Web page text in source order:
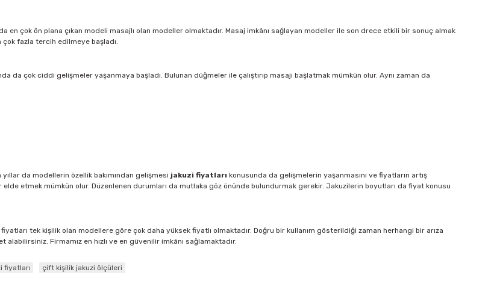
en çok ön plana çıkan modeli masajlı olan modeller olmaktadır. Masaj imkânı sağlayan modeller ile son drece etkili bir sonuç almak
çok fazla tercih edilmeye başladı.
çok ciddi gelişmeler yaşanmaya başladı. Bulunan düğmeler ile çalıştırıp masajı başlatmak mümkün olur. Aynı zaman da
da modellerin özellik bakımından gelişmesi jakuzi fiyatları konusunda da gelişmelerin yaşanmasını ve fiyatların artış
elde etmek mümkün olur. Düzenlenen durumları da mutlaka göz önünde bulundurmak gerekir. Jakuzilerin boyutları da fiyat konusu
tek kişilik olan modellere göre çok daha yüksek fiyatlı olmaktadır. Doğru bir kullanım gösterildiği zaman herhangi bir arıza
Firmamız en hızlı ve en güvenilir imkânı sağlamaktadır.
fiyatları çift kişilik jakuzi ölçüleri